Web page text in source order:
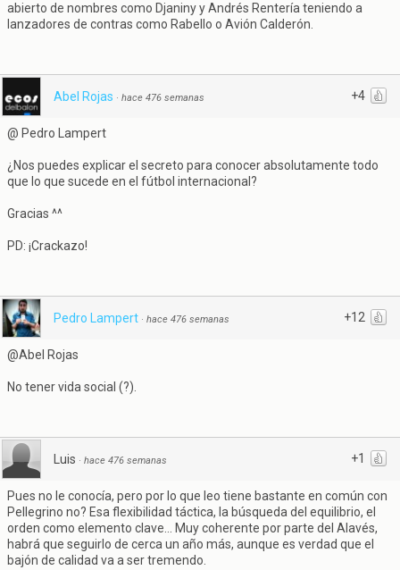
abierto de nombres como Djaniny y Andrés Rentería teniendo a
lanzadores de contras como Rabello o Avión Calderón.
+4
Abel Rojas · hace 476 semanas
@ Pedro Lampert
¿Nos puedes explicar el secreto para conocer absolutamente todo
que lo que sucede en el fútbol internacional?
Gracias ^^
PD: ¡Crackazo!
+12
Pedro Lampert · hace 476 semanas
@Abel Rojas
No tener vida social (?).
+1
Luis · hace 476 semanas
Pues no le conocía, pero por lo que leo tiene bastante en común con
Pellegrino no? Esa flexibilidad táctica, la búsqueda del equilibrio, el
orden como elemento clave... Muy coherente por parte del Alavés,
habrá que seguirlo de cerca un año más, aunque es verdad que el
bajón de calidad va a ser tremendo.